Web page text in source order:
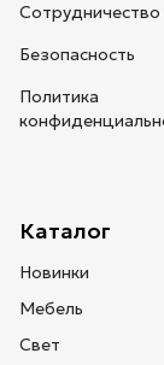
Сотрудничество
Безопасность
Политика
Каталог
Новинки
Мебель
Свет